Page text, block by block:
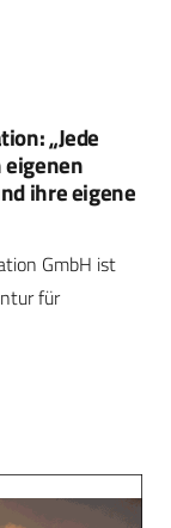
„Jede
ihre eigene
GmbH ist
für